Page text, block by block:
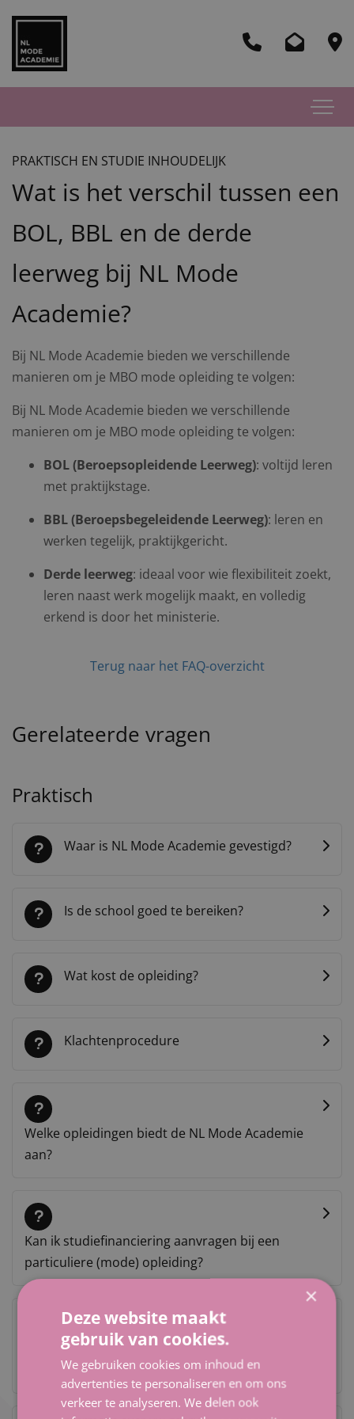
PRAKTISCH EN STUDIE INHOUDELIJK
Wat is het verschil tussen een
BOL, BBL en de derde
leerweg bij NL Mode
Academie?
Bij NL Mode Academie bieden we verschillende
manieren om je MBO mode opleiding te volgen:
Bij NL Mode Academie bieden we verschillende
manieren om je MBO mode opleiding te volgen:
BOL (Beroepsopleidende Leerweg): voltijd leren
met praktijkstage.
BBL (Beroepsbegeleidende Leerweg): leren en
werken tegelijk, praktijkgericht.
Derde leerweg: ideaal voor wie flexibiliteit zoekt,
leren naast werk mogelijk maakt, en volledig
erkend is door het ministerie.
Terug naar het FAQ-overzicht
Gerelateerde vragen
Praktisch
Waar is NL Mode Academie gevestigd?
Is de school goed te bereiken?
Wat kost de opleiding?
Klachtenprocedure
Welke opleidingen biedt de NL Mode Academie
aan?
Kan ik studiefinanciering aanvragen bij een
particuliere (mode) opleiding?
Wat zijn de carrièremogelijkheden na een
modeopleiding bij NL Mode Academie?
×
Deze website maakt
gebruik van cookies.
We gebruiken cookies om inhoud en
advertenties te personaliseren en om ons
verkeer te analyseren. We delen ook